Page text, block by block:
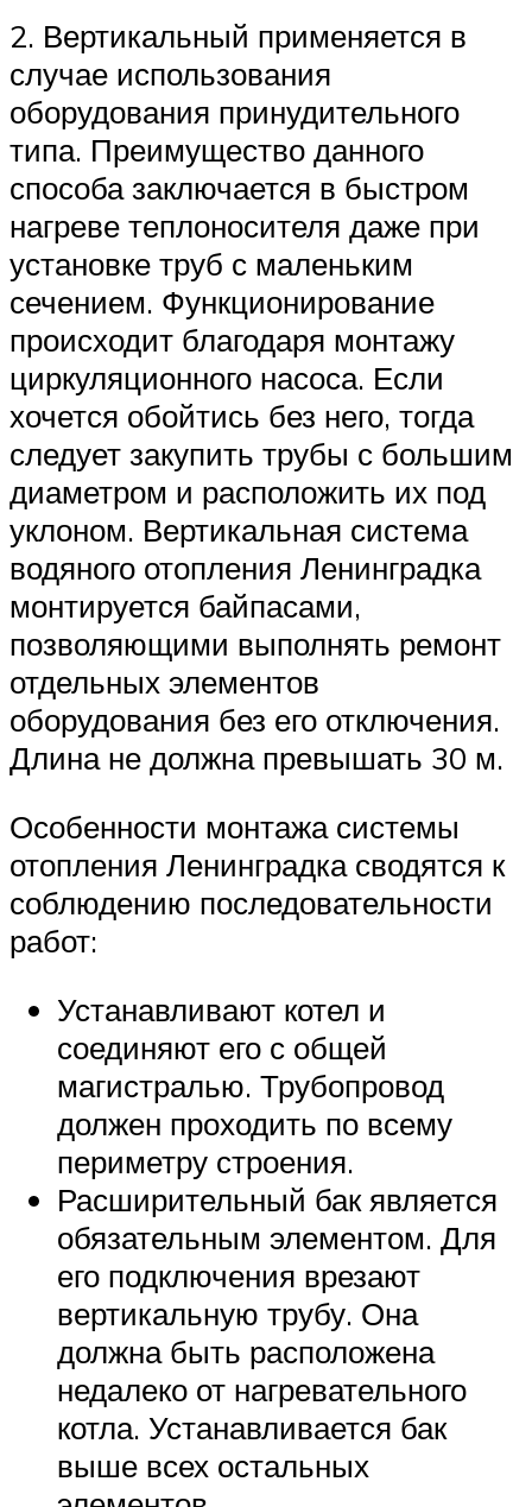
2. Вертикальный применяется в
случае использования
оборудования принудительного
типа. Преимущество данного
способа заключается в быстром
нагреве теплоносителя даже при
установке труб с маленьким
сечением. Функционирование
происходит благодаря монтажу
циркуляционного насоса. Если
хочется обойтись без него, тогда
следует закупить трубы с большим
диаметром и расположить их под
уклоном. Вертикальная система
водяного отопления Ленинградка
монтируется байпасами,
позволяющими выполнять ремонт
отдельных элементов
оборудования без его отключения.
Длина не должна превышать 30 м.
Особенности монтажа системы
отопления Ленинградка сводятся к
соблюдению последовательности
работ:
Устанавливают котел и
соединяют его с общей
магистралью. Трубопровод
должен проходить по всему
периметру строения.
Расширительный бак является
обязательным элементом. Для
его подключения врезают
вертикальную трубу. Она
должна быть расположена
недалеко от нагревательного
котла. Устанавливается бак
выше всех остальных